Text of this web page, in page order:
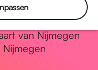
van Nijmegen
Nijmegen